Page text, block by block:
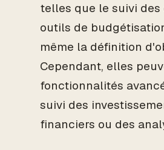
telles que le suivi des
outils de
même la définition
Cependant, elles
fonctionnalités
suivi des
financiers ou des